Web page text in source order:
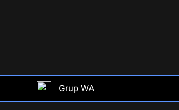
Grup WA